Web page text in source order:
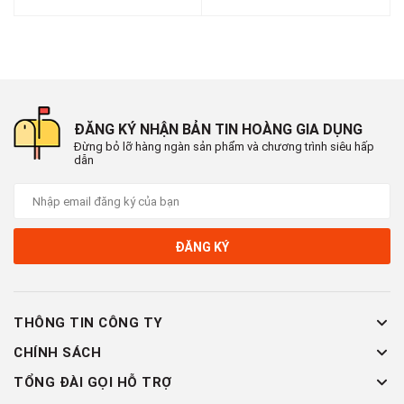
ĐĂNG KÝ NHẬN BẢN TIN HOÀNG GIA DỤNG
Đừng bỏ lỡ hàng ngàn sản phẩm và chương trình siêu hấp
dẫn
ĐĂNG KÝ
THÔNG TIN CÔNG TY
CHÍNH SÁCH
TỔNG ĐÀI GỌI HỖ TRỢ